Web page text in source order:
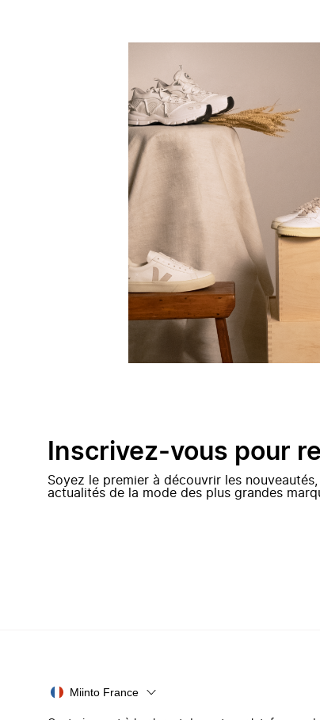
Inscrivez-vous pour
Soyez le premier à découvrir les
actualités de la mode des plus grandes
Miinto France